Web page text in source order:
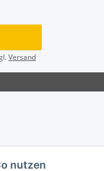
nutzen
Versand